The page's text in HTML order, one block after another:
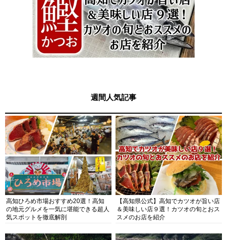
週間人気記事
高知ひろめ市場おすすめ20選！高知
の地元グルメを一気に堪能できる超人
気スポットを徹底解剖
【高知県公式】高知でカツオが旨い店
＆美味しい店９選！カツオの旬とおス
スメのお店を紹介